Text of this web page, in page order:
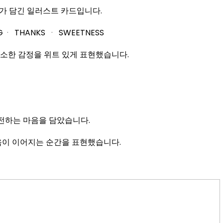
담긴 일러스트 카드입니다.
· THANKS · SWEETNESS
한 감정을 위트 있게 표현했습니다.
하는 마음을 담았습니다.
이어지는 순간을 표현했습니다.